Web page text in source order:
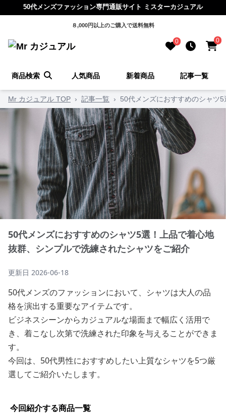
50代メンズファッション専門通販サイト ミスターカジュアル
８,000円以上のご購入で送料無料
0 0
商品検索 人気商品 新着商品 記事一覧
Mr カジュアル TOP › 記事一覧 › 50代メンズにおすすめのシャツ
50代メンズにおすすめのシャツ5選！上品で着心地
抜群、シンプルで洗練されたシャツをご紹介
更新日 2026-06-18
50代メンズのファッションにおいて、シャツは大人の品
格を演出する重要なアイテムです。
ビジネスシーンからカジュアルな場面まで幅広く活用で
き、着こなし次第で洗練された印象を与えることができま
す。
今回は、50代男性におすすめしたい上質なシャツを5つ厳
選してご紹介いたします。
今回紹介する商品一覧